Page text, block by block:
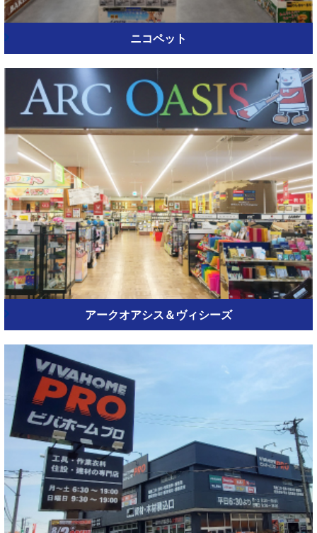
ニコペット
アークオアシス＆ヴィシーズ